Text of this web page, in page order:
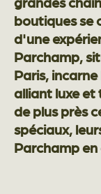
boutiques se
d'une
Parchamp,
Paris,
alliant luxe et
de plus près
spéciaux,
Parchamp en